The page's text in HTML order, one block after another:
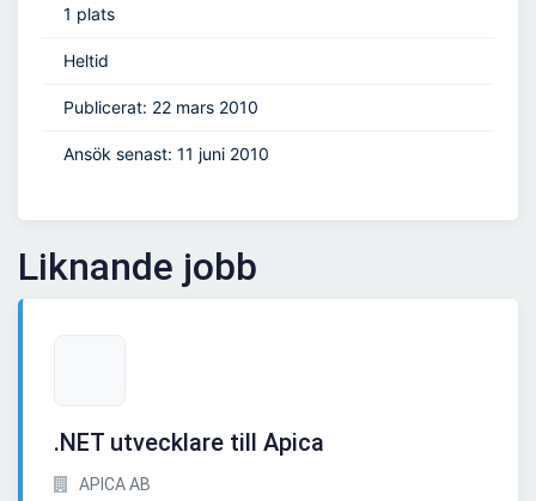
1 plats
Heltid
Publicerat: 22 mars 2010
Ansök senast: 11 juni 2010
Liknande jobb
.NET utvecklare till Apica
APICA AB